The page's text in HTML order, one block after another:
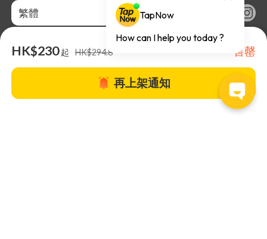
HK$230起 HK$294.8 售罄
再上架通知
繁體
關於TapNow |TapNow Blog |加入成為合作夥伴|網站條款 |幫助